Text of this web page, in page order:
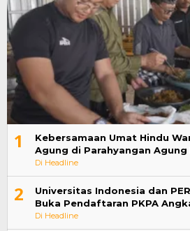
1
Kebersamaan Umat Hindu
Agung di Parahyangan
Di Headline
2
Universitas Indonesia dan
Buka Pendaftaran PKPA
Di Headline